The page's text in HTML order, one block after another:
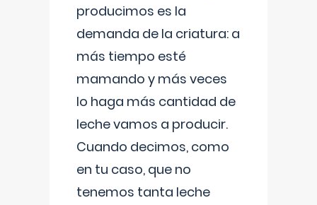
producimos es la
demanda de la criatura: a
más tiempo esté
mamando y más veces
lo haga más cantidad de
leche vamos a producir.
Cuando decimos, como
en tu caso, que no
tenemos tanta leche